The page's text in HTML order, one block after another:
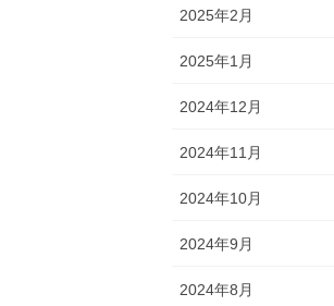
2025年2月
2025年1月
2024年12月
2024年11月
2024年10月
2024年9月
2024年8月